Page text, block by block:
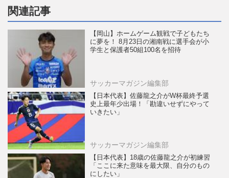
関連記事
【岡山】ホームゲーム観戦で子どもたち
に夢を！ 8月23日の湘南戦に選手会が小
学生と保護者50組100名を招待
サッカーマガジン編集部
【日本代表】佐藤龍之介がW杯最終予選
史上最年少出場！「勘違いせずにやって
いきたい」
サッカーマガジン編集部
【日本代表】18歳の佐藤龍之介が初練習
「ここに来た意味を最大限、自分のもの
にしたい」